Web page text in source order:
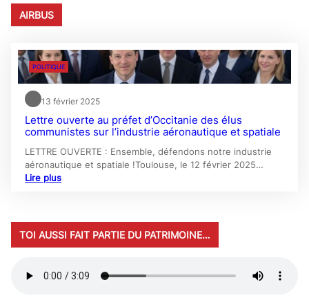
AIRBUS
POLITIQUE
13 février 2025
Lettre ouverte au préfet d’Occitanie des élus
communistes sur l’industrie aéronautique et spatiale
LETTRE OUVERTE : Ensemble, défendons notre industrie
aéronautique et spatiale !Toulouse, le 12 février 2025…
Lire plus
TOI AUSSI FAIT PARTIE DU PATRIMOINE…